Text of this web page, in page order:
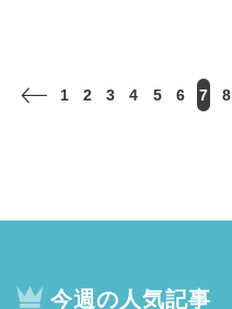
1 2 3 4 5 6 7 8
今週の人気記事